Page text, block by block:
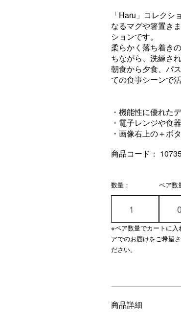
「Haru」コレク
なるマグや箸置き
ションです。
柔らかく落ち着き
ちながら、洗練さ
朝食から夕食、パ
ての食事シーンで活
・機能性に優れた
・電子レンジや食
・画像右上の＋ボ
商品コード：
数量： ペア数
※ペア数量でカートに
アでのお届けをご希望
ださい。
商品詳細